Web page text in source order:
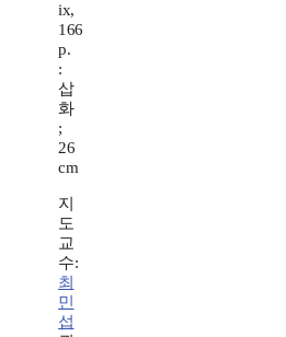
ix,
166
p.
:
삽
화
;
26
cm
지
도
교
수:
최
민
섭